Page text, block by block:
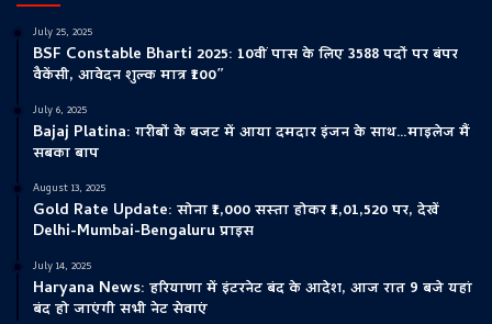
July 25, 2025
BSF Constable Bharti 2025: 10वीं पास के लिए 3588 पदों पर बंपर
वैकेंसी, आवेदन शुल्क मात्र ₹100″
July 6, 2025
Bajaj Platina: गरीबों के बजट में आया दमदार इंजन के साथ…माइलेज मैं
सबका बाप
August 13, 2025
Gold Rate Update: सोना ₹1,000 सस्ता होकर ₹1,01,520 पर, देखें
Delhi-Mumbai-Bengaluru प्राइस
July 14, 2025
Haryana News: हरियाणा में इंटरनेट बंद के आदेश, आज रात 9 बजे यहां
बंद हो जाएंगी सभी नेट सेवाएं